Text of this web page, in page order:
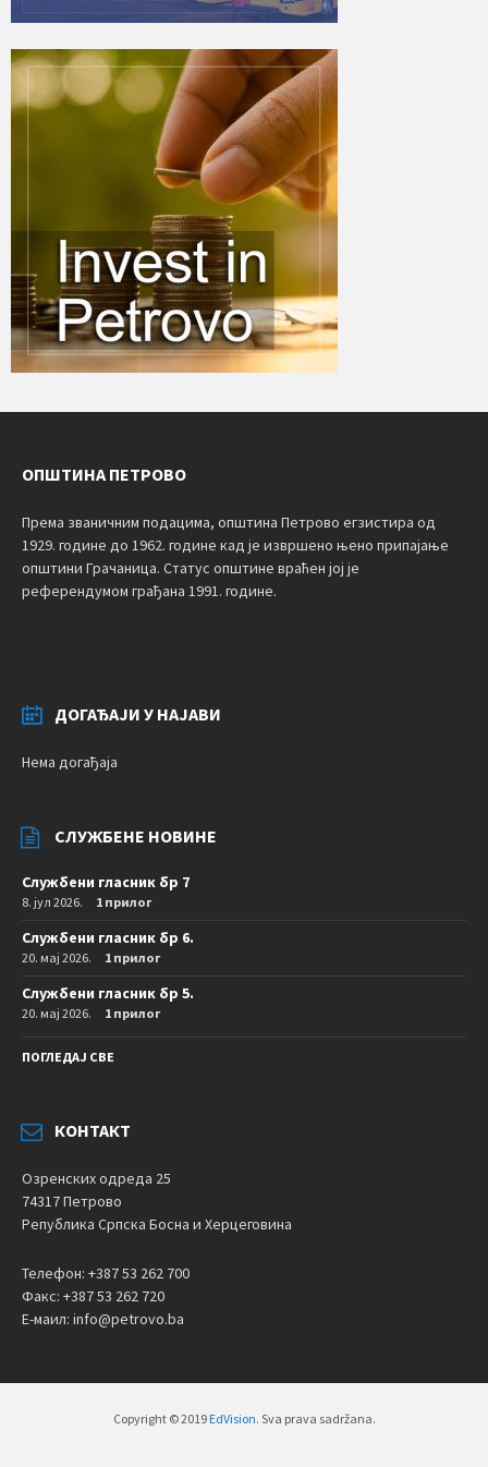
ОПШТИНА ПЕТРОВО
Према званичним подацима, општина Петрово егзистира од
1929. године до 1962. године кад је извршено њено припајање
општини Грачаница. Статус општине враћен јој је
референдумом грађана 1991. године.
ДОГАЂАЈИ У НАЈАВИ
Нема догађаја
СЛУЖБЕНЕ НОВИНЕ
Службени гласник бр 7
8. јул 2026. 1 прилог
Службени гласник бр 6.
20. мај 2026. 1 прилог
Службени гласник бр 5.
20. мај 2026. 1 прилог
ПОГЛЕДАЈ СВЕ
КОНТАКТ
Озренских одреда 25
74317 Петрово
Република Српска Босна и Херцеговина
Телефон: +387 53 262 700
Факс: +387 53 262 720
Е-маил: info@petrovo.ba
Copyright © 2019 EdVision. Sva prava sadržana.